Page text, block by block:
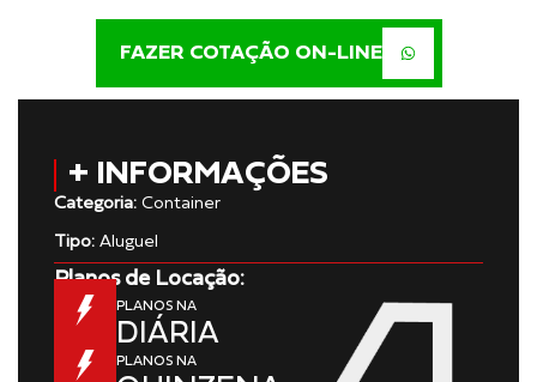
FAZER COTAÇÃO ON-LINE
+ INFORMAÇÕES
Categoria: Container
Tipo: Aluguel
Planos de Locação:
PLANOS NA
DIÁRIA
PLANOS NA